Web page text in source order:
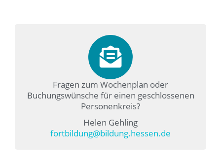
Fragen zum Wochenplan oder
Buchungswünsche für einen geschlossenen
Personenkreis?
Helen Gehling
fortbildung@bildung.hessen.de